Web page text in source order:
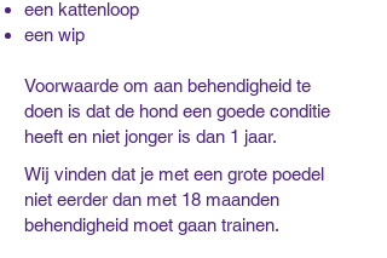
een kattenloop
een wip
Voorwaarde om aan behendigheid te
doen is dat de hond een goede conditie
heeft en niet jonger is dan 1 jaar.
Wij vinden dat je met een grote poedel
niet eerder dan met 18 maanden
behendigheid moet gaan trainen.